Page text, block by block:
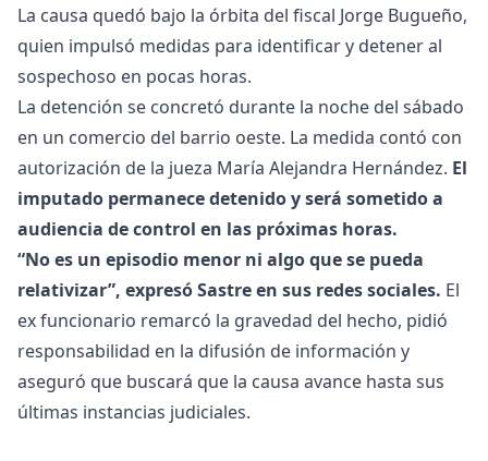
La causa quedó bajo la órbita del fiscal Jorge Bugueño,
quien impulsó medidas para identificar y detener al
sospechoso en pocas horas.
La detención se concretó durante la noche del sábado
en un comercio del barrio oeste. La medida contó con
autorización de la jueza María Alejandra Hernández. El
imputado permanece detenido y será sometido a
audiencia de control en las próximas horas.
“No es un episodio menor ni algo que se pueda
relativizar”, expresó Sastre en sus redes sociales. El
ex funcionario remarcó la gravedad del hecho, pidió
responsabilidad en la difusión de información y
aseguró que buscará que la causa avance hasta sus
últimas instancias judiciales.